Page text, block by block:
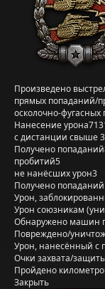
Произведено
прямых попаданий/
осколочно-
Нанесение урона
с дистанции свыше
Получено попаданий
пробитий5
не нанёсших урон3
Получено
Урон,
Урон союзникам
Обнаружено машин
Повреждено/
Урон, нанесённый с
Очки захвата/
Пройдено
Закрыть